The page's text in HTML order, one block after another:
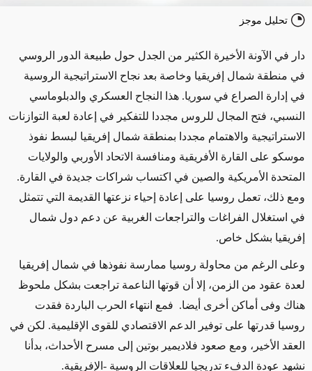
تحليل موجز
دار في الآونة الأخيرة الكثير من الجدل حول طبيعة الدور الروسي
في منطقة شمال إفريقيا وخاصة بعد نجاح الاستراتيجية الروسية
في إدارة الصراع في سوريا. هذا النجاح العسكري والدبلوماسي
النسبي، فتح المجال للروس مجددا للتفكير في إعادة لعبة التوازنات
الاستراتيجية والاهتمام مجددا بمنطقة شمال إفريقيا لبسط نفوذ
موسكو على القارة الأفريقية ومنافسة الاتحاد الأوربي والولايات
المتحدة الأمريكية والصين في اكتساب شراكات جديدة في القارة.
ومع ذلك، تعمل روسيا على إعادة إحياء نزعتها القديمة التي تتمثل
في استغلال الفراغات والتراجعات الغربية عن دعم دول شمال
إفريقيا بشكل خاص.
وعلى الرغم من محاولة روسيا ممارسة نفوذها في شمال إفريقيا
لعدة عقود من الزمن، إلا أن قوتها الناعمة تراجعت بشكل ملحوظ
هناك وفى أماكن أخرى أيضا. فمع انتهاء الحرب الباردة فقدت
روسيا قدرتها على توفير الدعم الاقتصادي للقوى الإقليمية. لكن في
العقد الأخير، ومع صعود فلاديمير بوتين إلى مسرح الأحداث، بدأنا
نشهد عودة الدفء تدريجيا للعلاقات الروسية -الإفريقية.